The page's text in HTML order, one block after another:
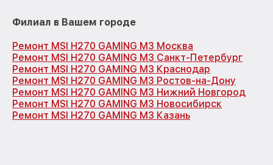
Филиал в Вашем городе
Ремонт MSI H270 GAMING M3 Москва
Ремонт MSI H270 GAMING M3 Санкт-Петербург
Ремонт MSI H270 GAMING M3 Краснодар
Ремонт MSI H270 GAMING M3 Ростов-на-Дону
Ремонт MSI H270 GAMING M3 Нижний Новгород
Ремонт MSI H270 GAMING M3 Новосибирск
Ремонт MSI H270 GAMING M3 Казань